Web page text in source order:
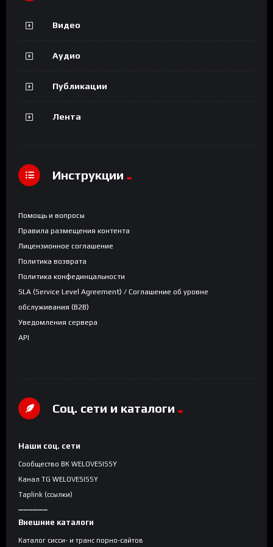
Видео
Аудио
Публикации
Лента
Инструкции
Помощь и вопросы
Правила размещения контента
Лицензионное соглашение
Политика возврата
Политика конфединцальности
SLA (Service Level Agreement) / Соглашение об уровне
обслуживания (B2B)
Уведомления сервера
API
Соц. сети и каталоги
Наши соц. сети
Сообщество ВК WELOVESISSY
Канал TG WELOVESISSY
Taplink (ссылки)
➖➖➖➖➖➖
Внешние каталоги
Каталог сисси- и транс порно-сайтов